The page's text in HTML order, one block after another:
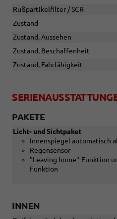
Rußpartikelfilter / SCR
Zustand
Zustand, Aussehen
Zustand, Beschaffenheit
Zustand, Fahrfähigkeit
PAKETE
Licht- und Sichtpaket
Innenspiegel automatisch
Regensensor
"Leaving home"-Funktion
Funktion
INNEN